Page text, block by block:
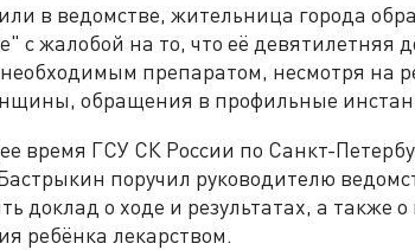
в ведомстве, жительница города
с жалобой на то, что её девятилетняя
препаратом, несмотря на
обращения в профильные
время ГСУ СК России по Санкт-
поручил руководителю
доклад о ходе и результатах, а также
ребёнка лекарством.